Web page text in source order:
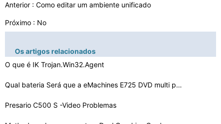
Anterior : Como editar um ambiente unificado
Próximo : No
Os artigos relacionados
O que é IK Trojan.Win32.Agent
Qual bateria Será que a eMachines E725 DVD multi premi…
Presario C500 S -Video Problemas